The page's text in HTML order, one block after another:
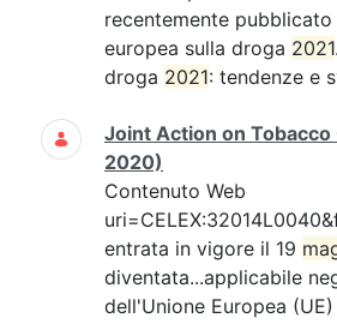
recentemente pubblicato
europea sulla droga 2021
droga 2021: tendenze e
Joint Action on
2020)
Contenuto Web
entrata in vigore il 19
diventata...applicabile
dell'Unione Europea